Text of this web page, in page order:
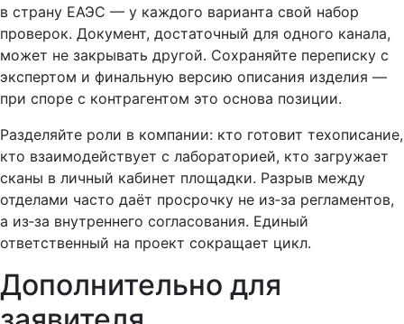
в страну ЕАЭС — у каждого варианта свой набор
проверок. Документ, достаточный для одного канала,
может не закрывать другой. Сохраняйте переписку с
экспертом и финальную версию описания изделия —
при споре с контрагентом это основа позиции.
Разделяйте роли в компании: кто готовит техописание,
кто взаимодействует с лабораторией, кто загружает
сканы в личный кабинет площадки. Разрыв между
отделами часто даёт просрочку не из‑за регламентов,
а из‑за внутреннего согласования. Единый
ответственный на проект сокращает цикл.
Дополнительно для